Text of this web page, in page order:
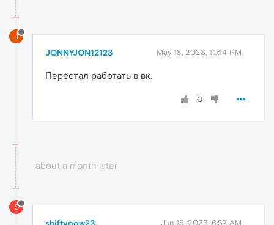
J
JONNYJON12123 May 18, 2023, 10:14 PM
Перестал работать в вк.
0
about a month later
S
Jun 18, 2023, 6:57 AM